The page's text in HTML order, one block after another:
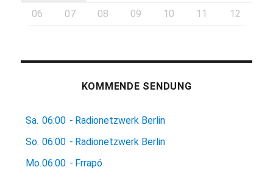
06 07 08 09 10 11 12
KOMMENDE SENDUNG
Sa. 06:00 - Radionetzwerk Berlin
So. 06:00 - Radionetzwerk Berlin
Mo.06:00 - Frrapó